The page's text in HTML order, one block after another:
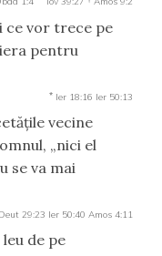
ce vor trece pe
pentru
* Ier 18:16 Ier 50:13
vecine
„nici el
se va mai
Deut 29:23 Ier 50:40 Amos 4:11
de pe